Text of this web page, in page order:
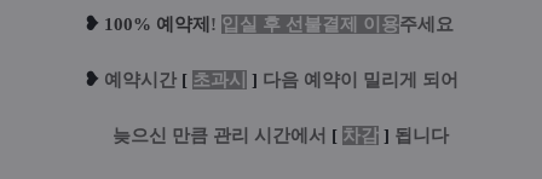
❥ 100% 예약제 ! 입실 후 선불결제 이용주세요
❥ 예 약시간 [ 초과시 ] 다음 예약이 밀리게 되어
늦으신 만큼 관리 시간에서 [ 차감 ] 됩니다